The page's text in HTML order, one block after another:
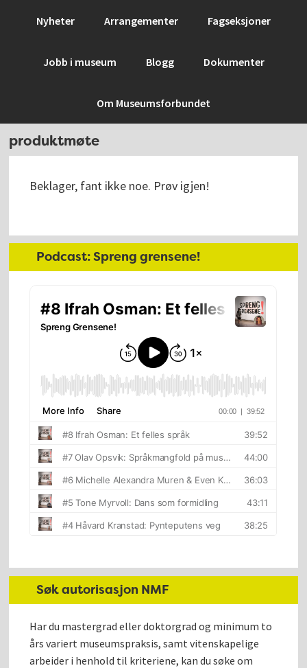
Nyheter Arrangementer Fagseksjoner
Jobb i museum Blogg Dokumenter
Om Museumsforbundet
produktmøte
Beklager, fant ikke noe. Prøv igjen!
Hoved
Podcast: Spreng grensene!
Søk autorisasjon NMF
Har du mastergrad eller doktorgrad og minimum to
års variert museumspraksis, samt vitenskapelige
arbeider i henhold til kriteriene, kan du søke om